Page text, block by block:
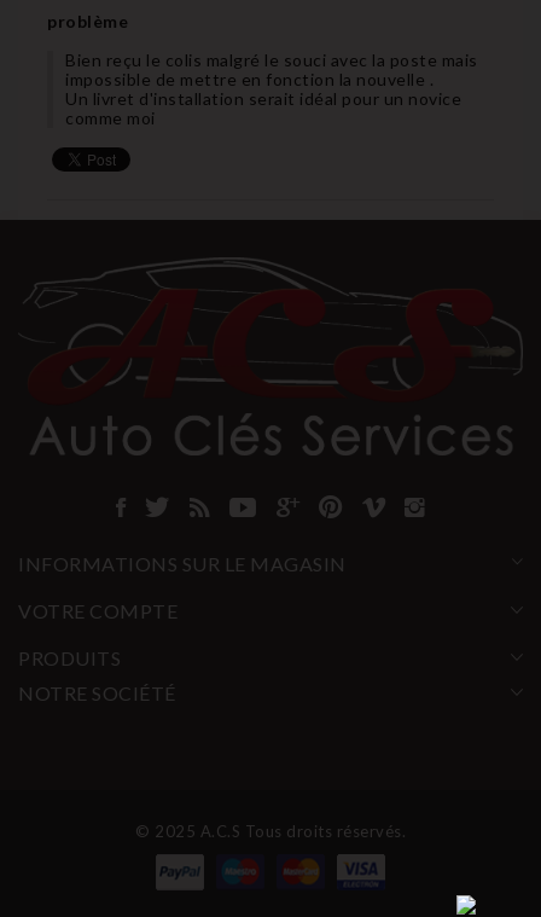
problème
Bien reçu le colis malgré le souci avec la poste mais
impossible de mettre en fonction la nouvelle .
Un livret d'installation serait idéal pour un novice
comme moi
INFORMATIONS SUR LE MAGASIN
VOTRE COMPTE
PRODUITS
NOTRE SOCIÉTÉ
© 2025 A.C.S Tous droits réservés.